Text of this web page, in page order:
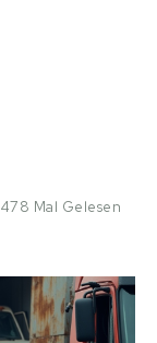
478 Mal Gelesen